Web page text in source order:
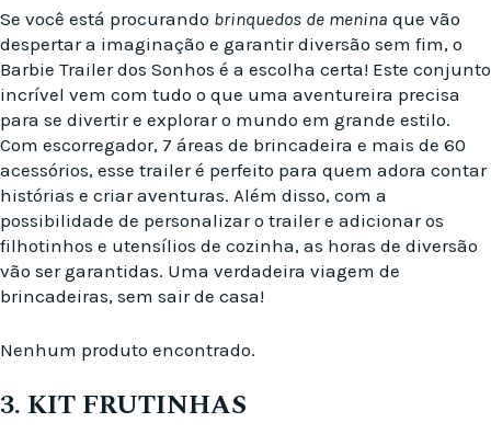
Se você está procurando brinquedos de menina que vão
despertar a imaginação e garantir diversão sem fim, o
Barbie Trailer dos Sonhos é a escolha certa! Este conjunto
incrível vem com tudo o que uma aventureira precisa
para se divertir e explorar o mundo em grande estilo.
Com escorregador, 7 áreas de brincadeira e mais de 60
acessórios, esse trailer é perfeito para quem adora contar
histórias e criar aventuras. Além disso, com a
possibilidade de personalizar o trailer e adicionar os
filhotinhos e utensílios de cozinha, as horas de diversão
vão ser garantidas. Uma verdadeira viagem de
brincadeiras, sem sair de casa!
Nenhum produto encontrado.
3. KIT FRUTINHAS